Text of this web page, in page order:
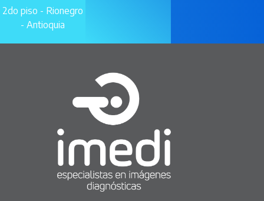
2do piso - Rionegro
- Antioquia